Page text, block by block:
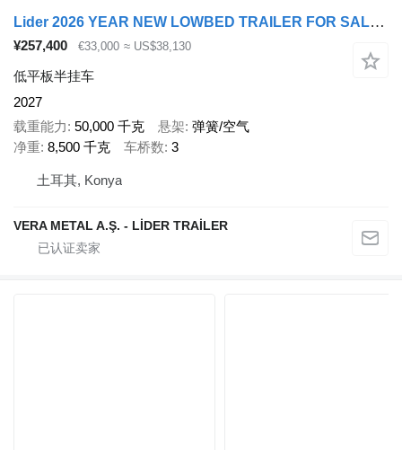
Lider 2026 YEAR NEW LOWBED TRAILER FOR SALE (MANUFACTURER COMPANY)
¥257,400 €33,000 ≈ US$38,130
低平板半挂车
2027
载重能力 50,000 千克 悬架 弹簧/空气
净重 8,500 千克 车桥数 3
土耳其, Konya
VERA METAL A.Ş. - LİDER TRAİLER